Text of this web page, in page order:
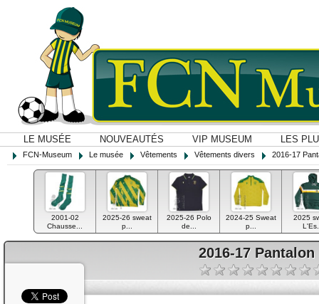
LE MUSÉE NOUVEAUTÉS VIP MUSEUM LES
FCN-Museum Le musée Vêtements Vêtements divers 2016-17
2001-02
Chausse...
2025-26 sweat
p...
2025-26 Polo
de...
2024-25 Sweat
p...
2025
2016-17 Pantalon